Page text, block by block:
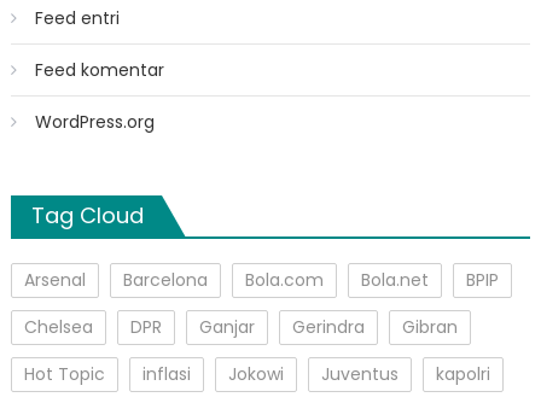
Feed entri
Feed komentar
WordPress.org
Tag Cloud
Arsenal Barcelona Bola.com Bola.net
BPIP
Chelsea
DPR Ganjar Gerindra
Gibran
Hot Topic
inflasi Jokowi Juventus
kapolri